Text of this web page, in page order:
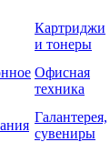
Картриджи
и тонеры
Офисная
техника
Галантерея,
сувениры